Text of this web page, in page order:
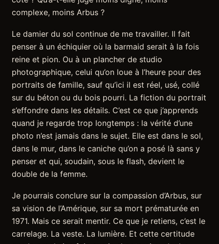
complexe, moins Arbus ?
Le damier du sol continue de me travailler. Il fait
penser à un échiquier où la barmaid serait à la fois
reine et pion. Ou à un plancher de studio
photographique, celui qu’on loue à l’heure pour des
portraits de famille, sauf qu’ici il est réel, usé, collé
sur du béton ou du bois pourri. La fiction du portrait
s’effondre dans les détails. C’est ce que j’apprends
quand je regarde trop longtemps : la vérité d’une
photo n’est jamais dans le sujet. Elle est dans le sol,
dans le mur, dans le caniche qu’on a posé là sans y
penser et qui, soudain, sous le flash, devient le
double de la femme.
Je pourrais conclure sur la compassion d’Arbus, sur
sa vision de l’Amérique, sur sa mort prématurée en
1971. Mais ce serait mentir. Ce que je retiens, c’est le
carrelage. La veste. La lumière. Et cette certitude